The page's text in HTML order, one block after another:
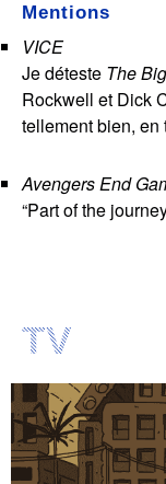
Mentions
VICE
Je déteste The
Rockwell et Dick
tellement bien, en
Avengers End
“Part of the
TV